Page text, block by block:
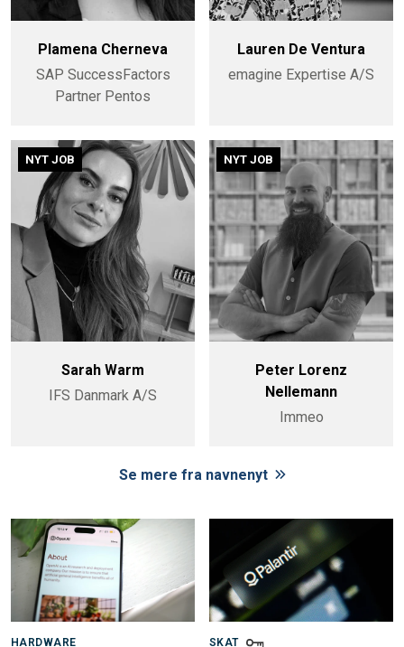
Plamena Cherneva
SAP SuccessFactors
Partner Pentos
Lauren De Ventura
emagine Expertise A/S
NYT JOB
Sarah Warm
IFS Danmark A/S
NYT JOB
Peter Lorenz
Nellemann
Immeo
Se mere fra navnenyt
HARDWARE SKAT